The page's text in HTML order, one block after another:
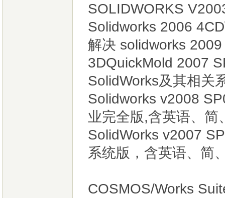
SOLIDWORKS
Solidworks 2006
解决 solidworks
3DQuickMold 2007
SolidWorks及其相关
Solidworks v2008
业完全版,含英语、简
SolidWorks v2007
系统版，含英语、简
COSMOS/Works